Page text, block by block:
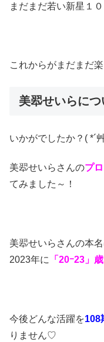
まだまだ若い新星１
これからがまだまだ
美翆せいらに
いかがでしたか？( *´
美翆せいらさんのプ
てみました～！
美翆せいらさんの本
2023年に
「20ｰ23」歳
今後どんな活躍を108
りません♡